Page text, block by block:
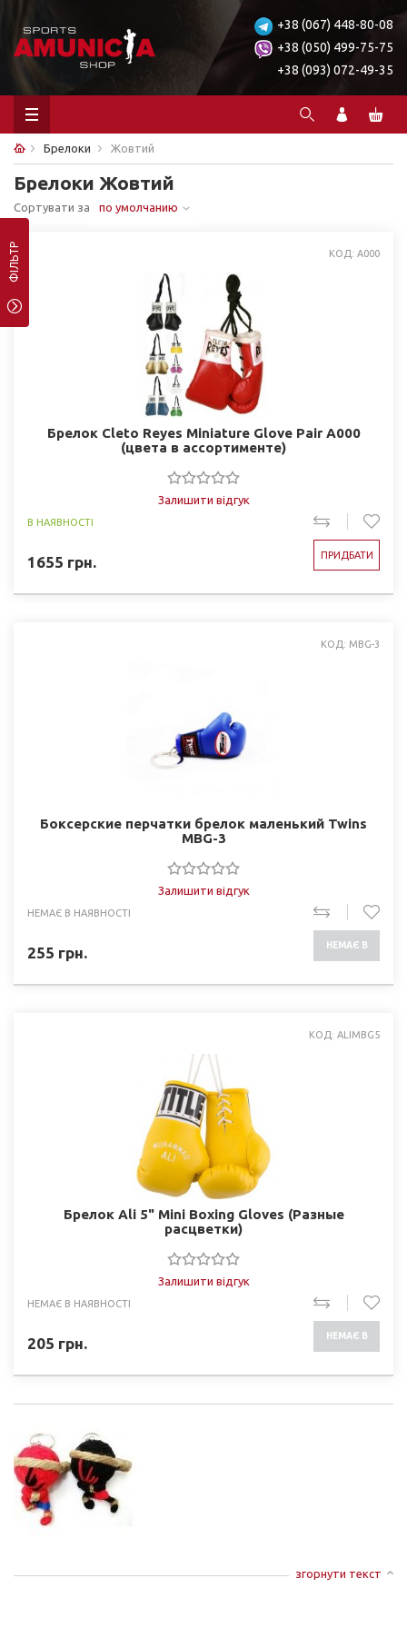
+38 (067) 448-80-08
+38 (050) 499-75-75
+38 (093) 072-49-35
Брелоки Жовтий
Брелоки Жовтий
Сортувати за по умолчанию
ФІЛЬТР КОД: A000
Брелок Cleto Reyes Miniature Glove Pair A000
(цвета в ассортименте)
Залишити відгук
В НАЯВНОСТІ
1655 грн. ПРИДБАТИ
КОД: MBG-3
Боксерские перчатки брелок маленький Twins
MBG-3
Залишити відгук
НЕМАЄ В НАЯВНОСТІ
255 грн. НЕМАЄ В
КОД: ALIMBG5
Брелок Ali 5" Mini Boxing Gloves (Разные
расцветки)
Залишити відгук
НЕМАЄ В НАЯВНОСТІ
205 грн. НЕМАЄ В
згорнути текст